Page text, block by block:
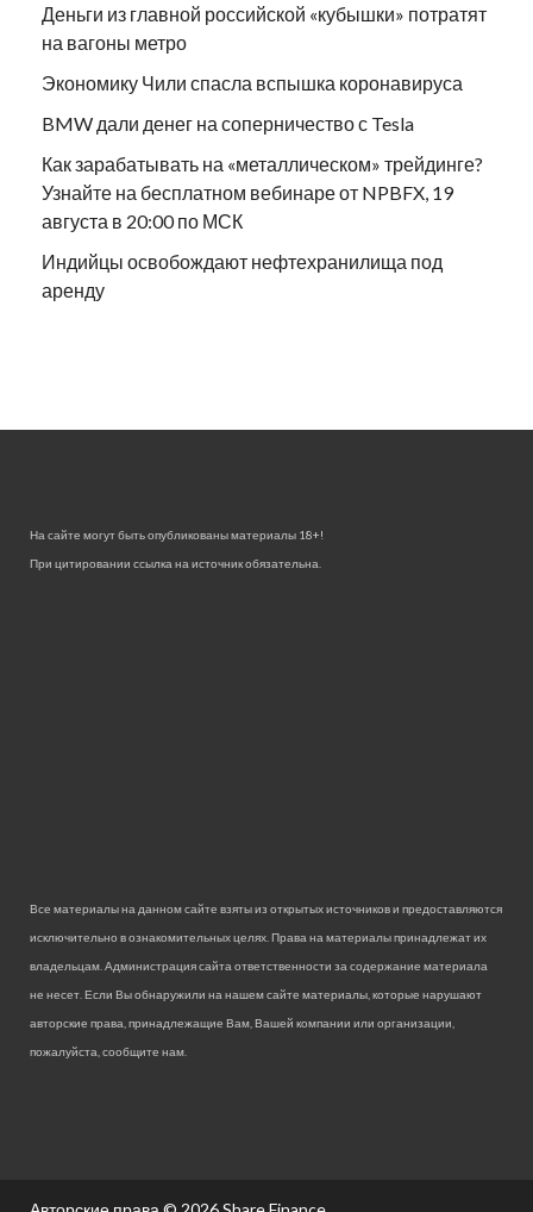
Деньги из главной российской «кубышки» потратят
на вагоны метро
Экономику Чили спасла вспышка коронавируса
BMW дали денег на соперничество с Tesla
Как зарабатывать на «металлическом» трейдинге?
Узнайте на бесплатном вебинаре от NPBFX, 19
августа в 20:00 по МСК
Индийцы освобождают нефтехранилища под
аренду
На сайте могут быть опубликованы материалы 18+!
При цитировании ссылка на источник обязательна.
Все материалы на данном сайте взяты из открытых источников и предоставляются
исключительно в ознакомительных целях. Права на материалы принадлежат их
владельцам. Администрация сайта ответственности за содержание материала
не несет. Если Вы обнаружили на нашем сайте материалы, которые нарушают
авторские права, принадлежащие Вам, Вашей компании или организации,
пожалуйста, сообщите нам.